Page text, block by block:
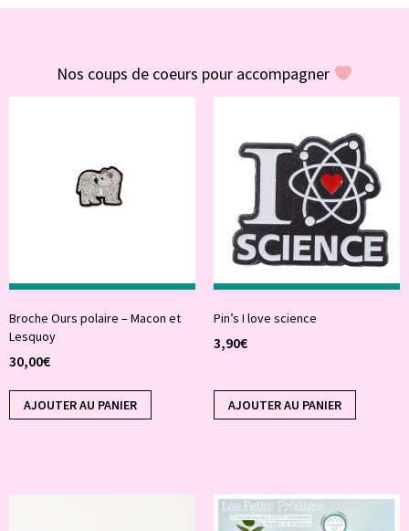
Nos coups de coeurs pour accompagner
Broche Ours polaire – Macon et
Lesquoy
30,00€
AJOUTER AU PANIER
Pin’s I love science
3,90€
AJOUTER AU PANIER